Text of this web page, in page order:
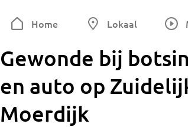
Home Lokaal
Gewonde bij
en auto op
Moerdijk